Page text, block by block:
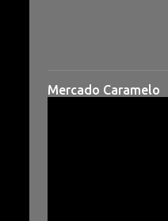
Mercado Caramelo